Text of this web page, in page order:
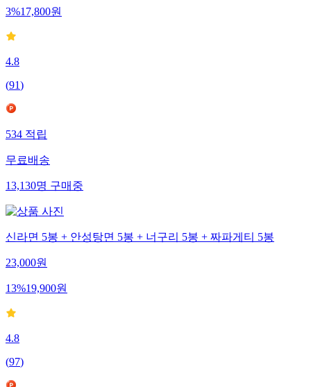
3%17,800원
4.8
(91)
534 적립
무료배송
13,130명 구매중
신라면 5봉 + 안성탕면 5봉 + 너구리 5봉 + 짜파게티 5봉
23,000원
13%19,900원
4.8
(97)